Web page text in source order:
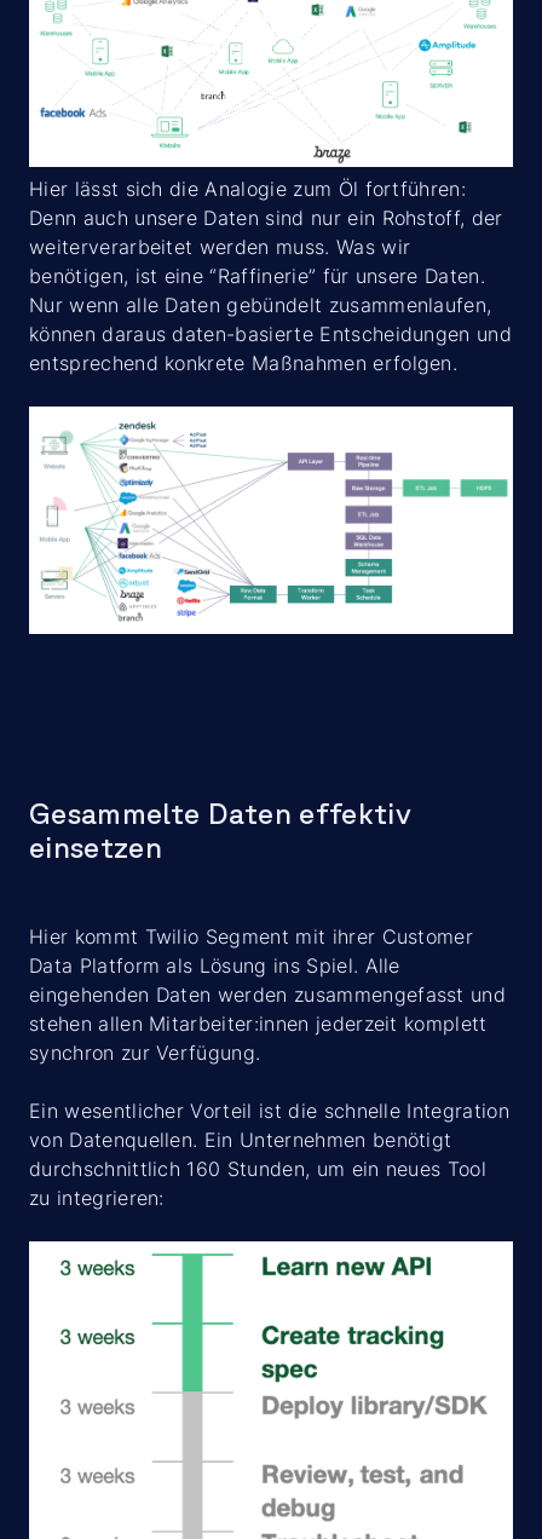
Hier lässt sich die Analogie zum Öl fortführen:
Denn auch unsere Daten sind nur ein Rohstoff, der
weiterverarbeitet werden muss. Was wir
benötigen, ist eine “Raffinerie” für unsere Daten.
Nur wenn alle Daten gebündelt zusammenlaufen,
können daraus daten-basierte Entscheidungen und
entsprechend konkrete Maßnahmen erfolgen.
Gesammelte Daten effektiv
einsetzen
Hier kommt Twilio Segment mit ihrer Customer
Data Platform als Lösung ins Spiel. Alle
eingehenden Daten werden zusammengefasst und
stehen allen Mitarbeiter:innen jederzeit komplett
synchron zur Verfügung.
Ein wesentlicher Vorteil ist die schnelle Integration
von Datenquellen. Ein Unternehmen benötigt
durchschnittlich 160 Stunden, um ein neues Tool
zu integrieren: